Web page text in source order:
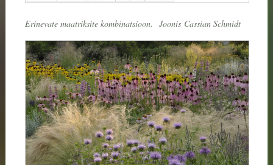
Erinevate maatriksite kombinatsioon. Joonis Cassian Schmidt